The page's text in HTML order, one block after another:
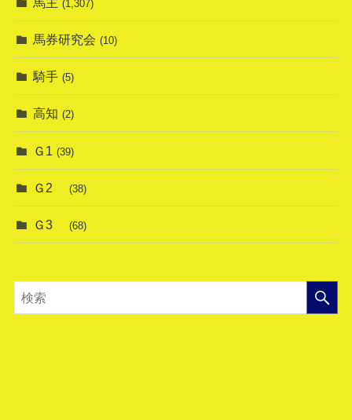
(1,307)
馬券研究会 (10)
騎手 (5)
高知 (2)
Ｇ1 (39)
Ｇ2 (38)
Ｇ3 (68)